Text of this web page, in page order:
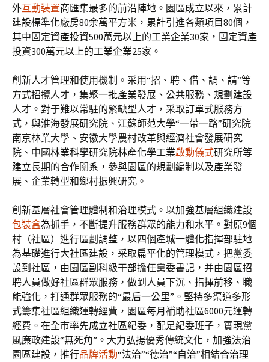
外互動裝置商匯集最多的前沿陣地。園區成立以來，累計
建設標準化廠房80余萬平方米，累計引進各類項目80個，
其中固定資產投資500萬元以上的工業企業30家，固定資產
投資300萬元以上的工業企業25家。
創新人才管理和使用機制。采用“招、聘、借、調、請”等
方式招攬人才，集聚一批產業發展、公共服務、規劃建設
人才。對于難以常駐的緊缺型人才，采取訂單式服務方
式，與淮海發展研究院、江蘇師范大學“一帶一路”研究院
南京林業大學、安徽大學農村改革與經濟社會發展研究
院、中國林業科學研究院林產化學工業啟動儀式研究所等
建立長期的合作關系，參與園區的規劃編制以及產業發
展、企業轉型和鄉村振興研究。
創新基層社會管理體制和治理模式。以加強基層組織建設
包裝盒為抓手，不斷提升服務群眾的能力和水平。對原9個
村（社區）進行區劃調整，以四個產城一體化指揮部駐地
為基礎進行大社區建設，采取扁平化的管理模式，把黨委
設到社區，由園區副科級干部擔任黨委書記，并由園區招
聘人員做好社區群眾服務，做到人員下沉、指揮前移、職
能強化，打通群眾服務的“最后一公里”。堅持多渠道多形
式籌集社區組織運轉經費，園區每月補助社區6000元運轉
經費。在全市率先成立社區紀委，配足紀委班子，實現黨
風廉政建設“無死角”。大力弘揚優秀傳統文化，加強法治
園區建設，推行品牌活動“法治”“德治”“自治”相結合治理